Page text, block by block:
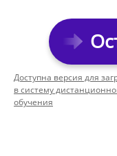
Доступна версия для
в систему
обучения